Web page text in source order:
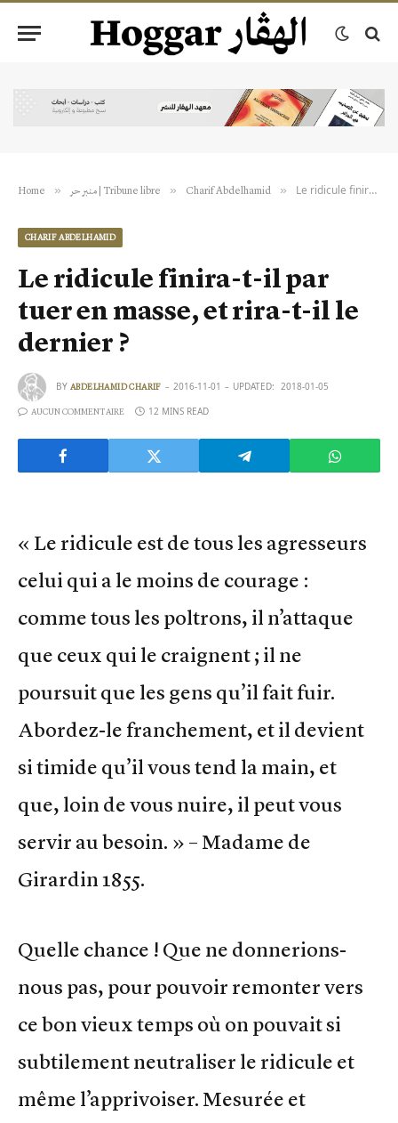
Home » منبر حر | Tribune libre » Charif Abdelhamid » Le ridicule finira-t-il par tuer en masse, et rira-t-il le dernier ?
CHARIF ABDELHAMID
Le ridicule finira-t-il par
tuer en masse, et rira-t-il le
dernier ?
BY ABDELHAMID CHARIF 2016-11-01 UPDATED: 2018-01-05
AUCUN COMMENTAIRE 12 MINS READ
« Le ridicule est de tous les agresseurs
celui qui a le moins de courage :
comme tous les poltrons, il n’attaque
que ceux qui le craignent ; il ne
poursuit que les gens qu’il fait fuir.
Abordez-le franchement, et il devient
si timide qu’il vous tend la main, et
que, loin de vous nuire, il peut vous
servir au besoin. » – Madame de
Girardin 1855.
Quelle chance ! Que ne donnerions-
nous pas, pour pouvoir remonter vers
ce bon vieux temps où on pouvait si
subtilement neutraliser le ridicule et
même l’apprivoiser. Mesurée et